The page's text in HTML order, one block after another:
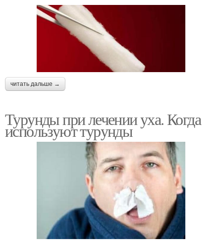
читать дальше →
Турунды при лечении уха. Когда
используют турунды